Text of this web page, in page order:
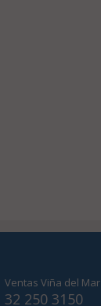
Ventas Viña del Mar
32 250 3150